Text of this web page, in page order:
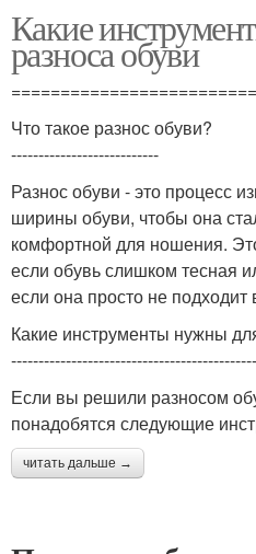
Какие
разноса обуви
Что такое разнос обуви?
---------------------------
Разнос обуви - это процесс
ширины обуви, чтобы она
комфортной для ношения.
если обувь слишком тесная
если она просто не подходит
Какие инструменты нужны
Если вы решили разносом
понадобятся следующие
читать дальше →